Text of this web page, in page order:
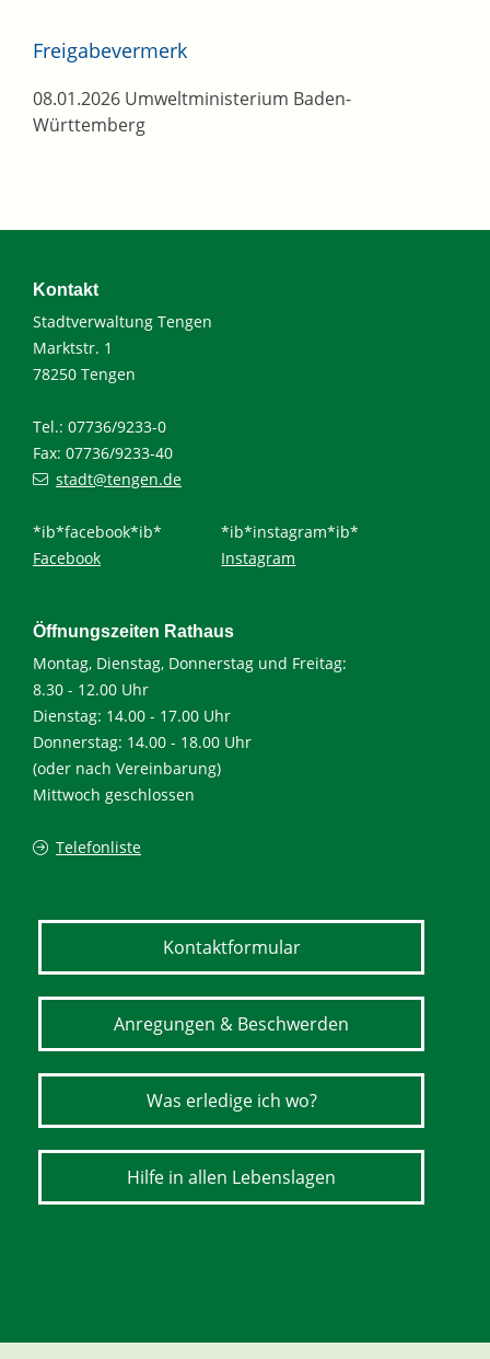
Freigabevermerk
08.01.2026 Umweltministerium Baden-
Württemberg
Kontakt
Stadtverwaltung Tengen
Marktstr. 1
78250 Tengen
Tel.: 07736/9233-0
Fax: 07736/9233-40
stadt@tengen.de
*ib*facebook*ib*
Facebook
*ib*instagram*ib*
Instagram
Öffnungszeiten Rathaus
Montag, Dienstag, Donnerstag und Freitag:
8.30 - 12.00 Uhr
Dienstag: 14.00 - 17.00 Uhr
Donnerstag: 14.00 - 18.00 Uhr
(oder nach Vereinbarung)
Mittwoch geschlossen
Telefonliste
Kontaktformular
Anregungen & Beschwerden
Was erledige ich wo?
Hilfe in allen Lebenslagen